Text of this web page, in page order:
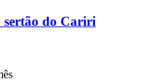
sertão do Cariri